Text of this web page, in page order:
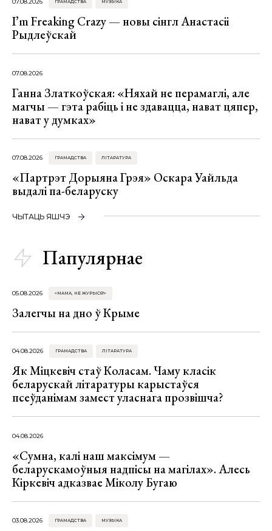
07.08.2026 ГРАМАДСТВА МУЗЫКА
I’m Freaking Crazy — новы сінгл Анастасіі
Рыдлеўскай
07.08.2026
Ганна Златкоўская: «Няхай не перамаглі, але
магчы — гэта рабіць і не здавацца, нават цяпер,
нават у думках»
07.08.2026 ГРАМАДСТВА ЛІТАРАТУРА
«Партрэт Дорыяна Грэя» Оскара Уайльда
выдалі па-беларуску
ЧЫТАЦЬ ЯШЧЭ
Папулярнае
05.08.2026 «МАМА, НЕ ЖУРЫСЯ!»
Залегчы на дно ў Крыме
04.08.2026 ГРАМАДСТВА ЛІТАРАТУРА
Як Міцкевіч стаў Коласам. Чаму класік
беларускай літаратуры карыстаўся
псеўданімам замест уласнага прозвішча?
04.08.2026
«Сумна, калі наш максімум —
беларускамоўныя надпісы на магілах». Алесь
Кіркевіч адказвае Міколу Бугаю
03.08.2026 ГРАМАДСТВА МУЗЫКА